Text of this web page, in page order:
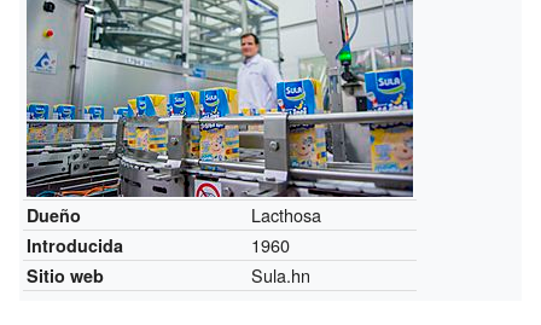
Dueño Lacthosa
Introducida 1960
Sitio web Sula.hn